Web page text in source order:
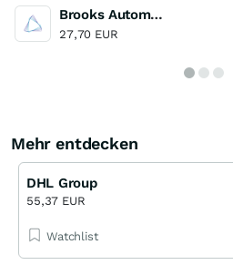
Brooks Automation
27,70 EUR
Mehr entdecken
DHL Group
55,37 EUR
Watchlist